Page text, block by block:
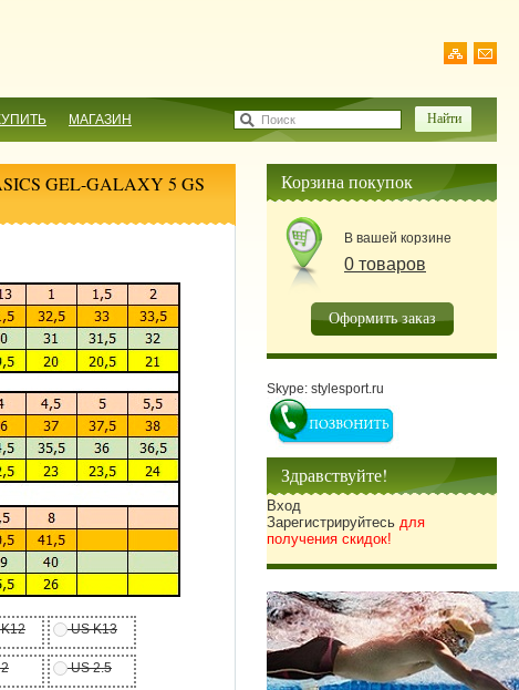
МАГАЗИН Поиск
GEL-GALAXY 5 GS
US K13
US 2.5
Корзина покупок
В вашей корзине
0 товаров
Оформить заказ
Skype: stylesport.ru
Здравствуйте!
Вход
Зарегистрируйтесь для
получения скидок!